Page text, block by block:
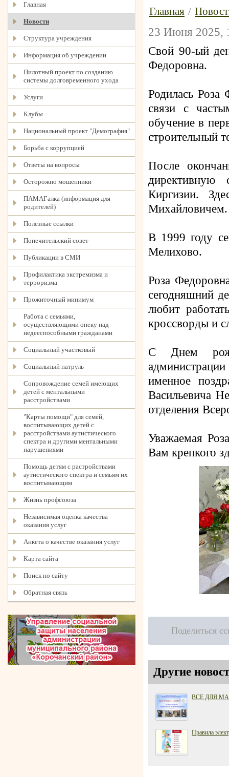
Главная
Новости
Структура учреждения
Информация об учреждении
Пилотный проект по созданию
системы долговременного ухода
Услуги
Клубы
Национальный проект "Демография"
Борьба с коррупцией
Ответы на вопросы
Осторожно мошенники
ПАМАГалка (информация для
родителей)
Полезные ссылки
Попечительский совет
Публикации в СМИ
Профилактика экстремизма и
терроризма
Прожиточный минимум
Работа с семьями,
осуществляющими опеку над
недееспособными гражданами
Социальный участковый
Социальный патруль
Сопровождение семей имеющих
детей с ментальными
расстройствами
"Карты помощи" для семей,
воспитывающих детей с
расстройствами аутистического
спектра и другими ментальными
нарушениями
Помощь детям с растройствами
аутистического спектра и семьям их
воспитывающим
Жизнь профсоюза
Независимая оценка качества
оказания услуг
Анкета о качестве оказания услуг
Карта сайта
Поиск по сайту
Обратная связь
Главная /
23 Июня 2025,
Свой 90-ый
Федоровна.
Родилась Роза
связи с
обучение в
строительный
После
директивную
Киргизии.
Михайловичем.
В 1999 году
Мелихово.
Роза
сегодняшний
любит
кроссворды и
С Днем
именное
Васильевича
отделения
Уважаемая
Вам крепкого
Поделиться
Другие
ВСЕ ДЛЯ
Правила